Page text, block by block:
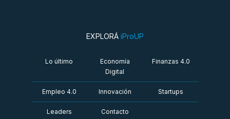
EXPLORÁ iProUP
Lo último
Economía
Digital
Finanzas 4.0
Empleo 4.0 Innovación Startups
Leaders Contacto